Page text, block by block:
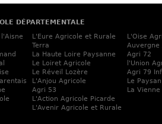
DÉPARTEMENTALE
L'Eure Agricole et Rurale
Terra
La Haute Loire Paysanne
Le Loiret Agricole
Le Réveil Lozère
L'Anjou Agricole
Agri 53
L'Action Agricole Picarde
L'Avenir Agricole et Rurale
L'Oise
Auvergne
Agri 72
l'Union
Agri 79
Le
La Vienne